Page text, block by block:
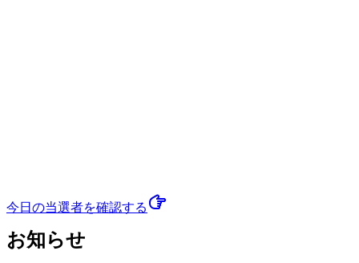
今日の当選者を確認する
お知らせ